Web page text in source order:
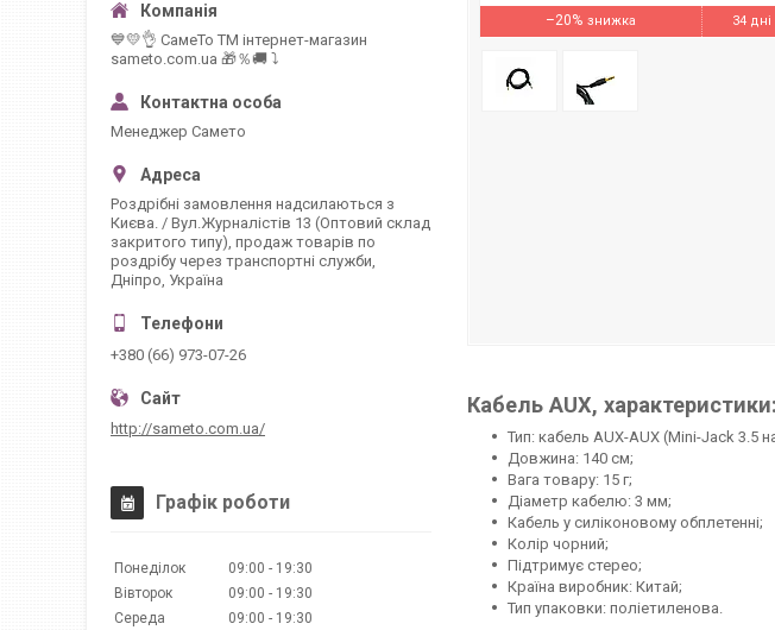
–20% 34 дні
Кабель AUX, характеристики:
Тип: кабель AUX-AUX (Mini-Jack 3.5
Довжина: 140 см;
Вага товару: 15 г;
Діаметр кабелю: 3 мм;
Кабель у силіконовому обплетенні;
Колір чорний;
Підтримує стерео;
Країна виробник: Китай;
Тип упаковки: поліетиленова.
💙💛👌 СамеТо ТМ інтернет-магазин
sameto.com.ua 🎁％🚚 ⤵
Менеджер Самето
Роздрібні замовлення надсилаються з
Києва. / Вул.Журналістів 13 (Оптовий склад
закритого типу), продаж товарів по
роздрібу через транспортні служби,
Дніпро, Україна
+380 (66) 973-07-26
http://sameto.com.ua/
Графік роботи
Понеділок 09:00
19:30
Вівторок
09:00
19:30
Середа
09:00
19:30